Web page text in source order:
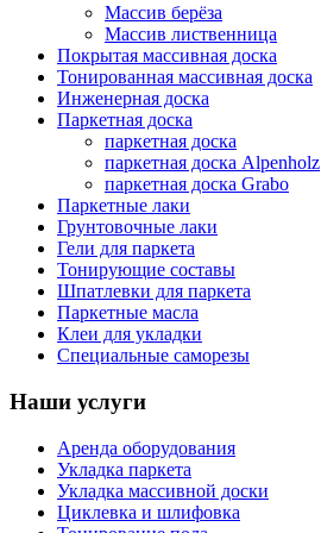
Массив берёза
Массив лиственница
Покрытая массивная доска
Тонированная массивная доска
Инженерная доска
Паркетная доска
паркетная доска
паркетная доска Alpenholz
паркетная доска Grabo
Паркетные лаки
Грунтовочные лаки
Гели для паркета
Тонирующие составы
Шпатлевки для паркета
Паркетные масла
Клеи для укладки
Специальные саморезы
Наши услуги
Аренда оборудования
Укладка паркета
Укладка массивной доски
Циклевка и шлифовка